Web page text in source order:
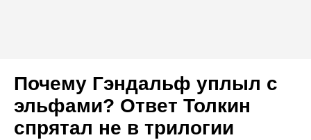
Почему Гэндальф уплыл с
эльфами? Ответ Толкин
спрятал не в трилогии